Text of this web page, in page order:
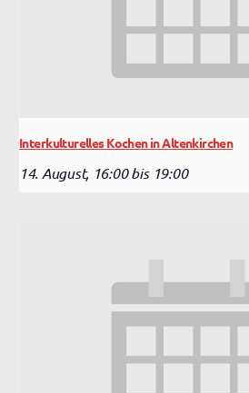
Interkulturelles Kochen in Altenkirchen
14. August, 16:00 bis 19:00